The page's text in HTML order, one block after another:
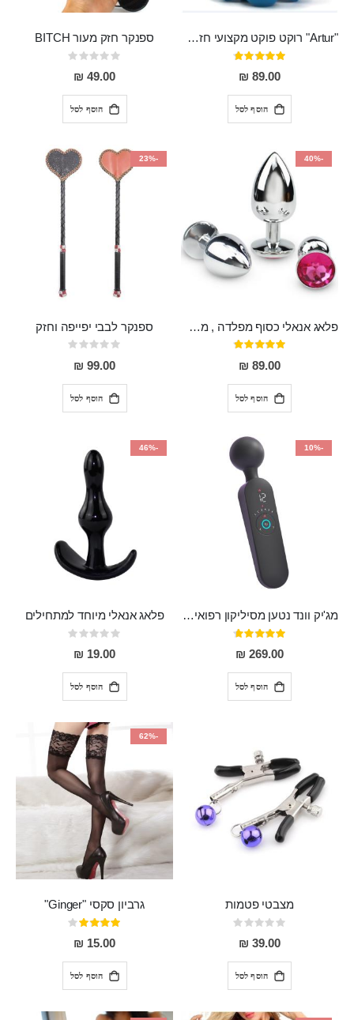
"Artur" רוקט פוקט מקצועי חזק במיוחד
דירוג:
95%
89.00 ₪
הוסף לסל
ספנקר חזק מעור BITCH
Rating:
0%
49.00 ₪
הוסף לסל
-40%
פלאג אנאלי כסוף מפלדה , מתאים ללבישה מתחת לבגדים, בגודל 7.3 על 2.8 ס"מ
דירוג:
97%
89.00 ₪
הוסף לסל
-23%
ספנקר לבבי יפייפה וחזק
Rating:
0%
99.00 ₪
הוסף לסל
-10%
מג'יק וונד נטען מסיליקון רפואי חזק בעל 12 מצבי רטט ו6 מהירויות שונות ROMI
דירוג:
93%
269.00 ₪
הוסף לסל
-46%
פלאג אנאלי מיוחד למתחילים
Rating:
0%
19.00 ₪
הוסף לסל
מצבטי פטמות
Rating:
0%
39.00 ₪
הוסף לסל
-62%
גרביון סקסי "Ginger"
דירוג:
80%
15.00 ₪
הוסף לסל